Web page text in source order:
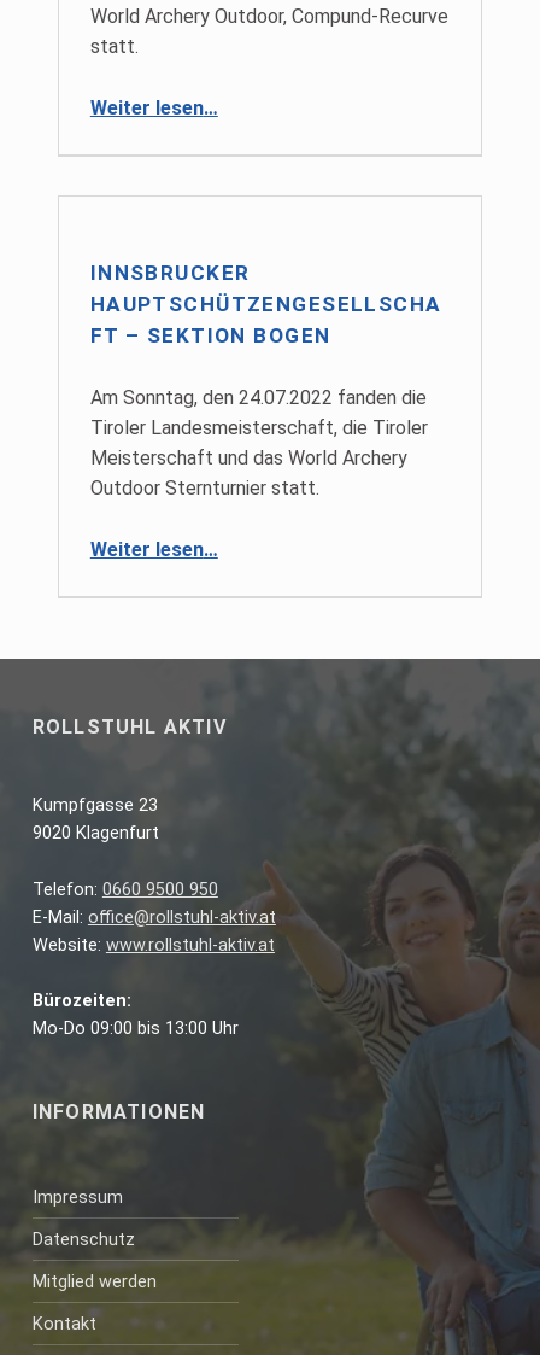
World Archery Outdoor, Compund-Recurve
statt.
Weiter lesen…
INNSBRUCKER
HAUPTSCHÜTZENGESELLSCHA
FT – SEKTION BOGEN
Am Sonntag, den 24.07.2022 fanden die
Tiroler Landesmeisterschaft, die Tiroler
Meisterschaft und das World Archery
Outdoor Sternturnier statt.
Weiter lesen…
Skip back to main navigation
ROLLSTUHL AKTIV
Kumpfgasse 23
9020 Klagenfurt
Telefon: 0660 9500 950
E-Mail: office@rollstuhl-aktiv.at
Website: www.rollstuhl-aktiv.at
Bürozeiten:
Mo-Do 09:00 bis 13:00 Uhr
INFORMATIONEN
Impressum
Datenschutz
Mitglied werden
Kontakt